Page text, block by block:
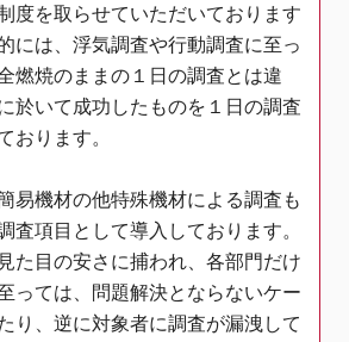
度を取らせていただいております
には、浮気調査や行動調査に至っ
燃焼のままの１日の調査とは違
於いて成功したものを１日の調査
おります。
易機材の他特殊機材による調査も
査項目として導入しております。
た目の安さに捕われ、各部門だけ
っては、問題解決とならないケー
り、逆に対象者に調査が漏洩して